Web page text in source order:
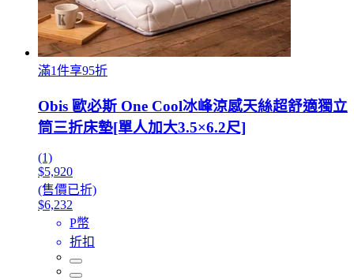
滿1件享95折
Obis 歐必斯 One Cool冰峰涼感天絲超舒適獨立
筒三折床墊[單人加大3.5×6.2尺]
(1)
$5,920
(售價已折)
$6,232
P幣
折扣